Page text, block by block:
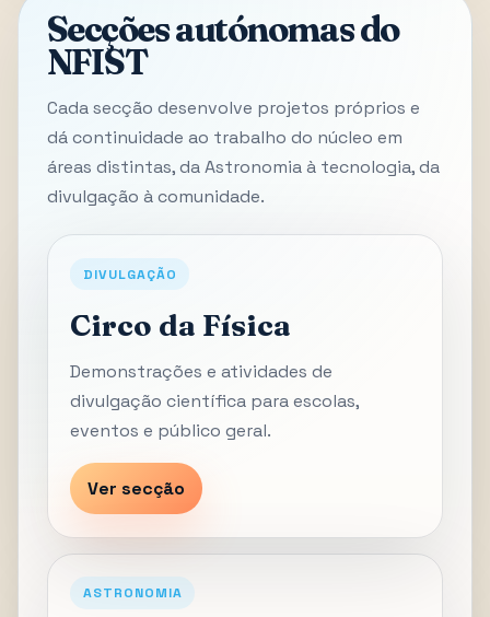
Secções autónomas do
NFIST
Cada secção desenvolve projetos próprios e
dá continuidade ao trabalho do núcleo em
áreas distintas, da Astronomia à tecnologia, da
divulgação à comunidade.
DIVULGAÇÃO
Circo da Física
Demonstrações e atividades de
divulgação científica para escolas,
eventos e público geral.
Ver secção
ASTRONOMIA